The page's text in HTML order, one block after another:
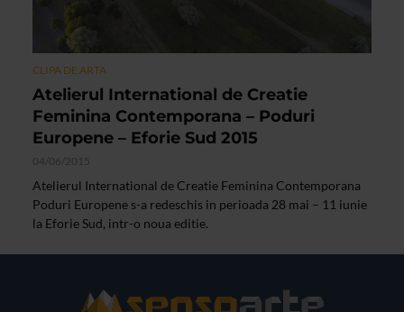
CLIPA DE ARTA
Atelierul International de Creatie
Feminina Contemporana – Poduri
Europene – Eforie Sud 2015
04/06/2015
Atelierul International de Creatie Feminina Contemporana
Poduri Europene s-a redeschis in perioada 28 mai – 11 iunie
la Eforie Sud, intr-o noua editie.